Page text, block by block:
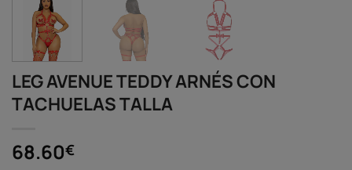
LEG AVENUE TEDDY ARNÉS CON
TACHUELAS TALLA
68.60€